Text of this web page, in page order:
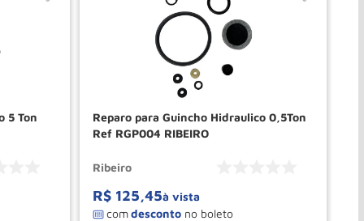
5 Ton
Reparo para Guincho Hidraulico 0,5Ton
Ref RGP004 RIBEIRO
Ribeiro
R$ 125,45à vista